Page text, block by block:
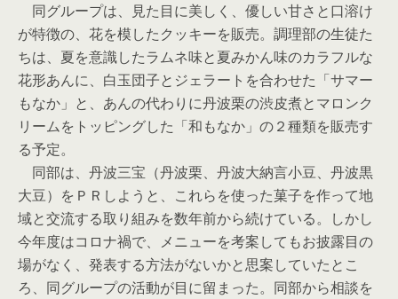
同グループは、見た目に美しく、優しい甘さと口溶け
が特徴の、花を模したクッキーを販売。調理部の生徒た
ちは、夏を意識したラムネ味と夏みかん味のカラフルな
花形あんに、白玉団子とジェラートを合わせた「サマー
もなか」と、あんの代わりに丹波栗の渋皮煮とマロンク
リームをトッピングした「和もなか」の２種類を販売す
る予定。
同部は、丹波三宝（丹波栗、丹波大納言小豆、丹波黒
大豆）をＰＲしようと、これらを使った菓子を作って地
域と交流する取り組みを数年前から続けている。しかし
今年度はコロナ禍で、メニューを考案してもお披露目の
場がなく、発表する方法がないかと思案していたとこ
ろ、同グループの活動が目に留まった。同部から相談を